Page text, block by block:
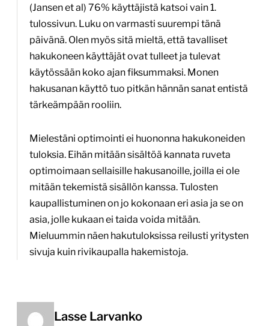
(Jansen et al) 76% käyttäjistä katsoi vain 1.
tulossivun. Luku on varmasti suurempi tänä
päivänä. Olen myös sitä mieltä, että tavalliset
hakukoneen käyttäjät ovat tulleet ja tulevat
käytössään koko ajan fiksummaksi. Monen
hakusanan käyttö tuo pitkän hännän sanat entistä
tärkeämpään rooliin.
Mielestäni optimointi ei huononna hakukoneiden
tuloksia. Eihän mitään sisältöä kannata ruveta
optimoimaan sellaisille hakusanoille, joilla ei ole
mitään tekemistä sisällön kanssa. Tulosten
kaupallistuminen on jo kokonaan eri asia ja se on
asia, jolle kukaan ei taida voida mitään.
Mieluummin näen hakutuloksissa reilusti yritysten
sivuja kuin rivikaupalla hakemistoja.
Lasse Larvanko